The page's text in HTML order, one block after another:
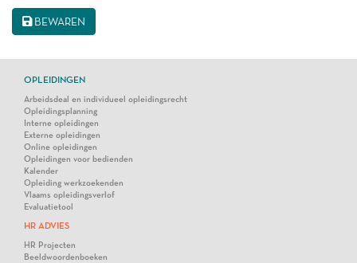
BEWAREN
OPLEIDINGEN
Arbeidsdeal en individueel opleidingsrecht
Opleidingsplanning
Interne opleidingen
Externe opleidingen
Online opleidingen
Opleidingen voor bedienden
Kalender
Opleiding werkzoekenden
Vlaams opleidingsverlof
Evaluatietool
HR ADVIES
HR Projecten
Beeldwoordenboeken